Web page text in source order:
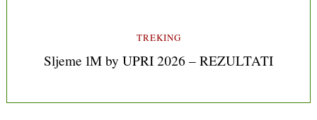
TREKING
Sljeme 1M by UPRI 2026 – REZULTATI